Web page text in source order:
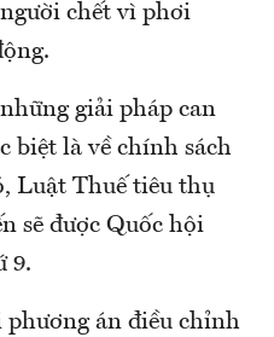
chết vì phơi
giải pháp can
biệt là về chính sách
Luật Thuế tiêu thụ
sẽ được Quốc hội
9.
án điều chỉnh